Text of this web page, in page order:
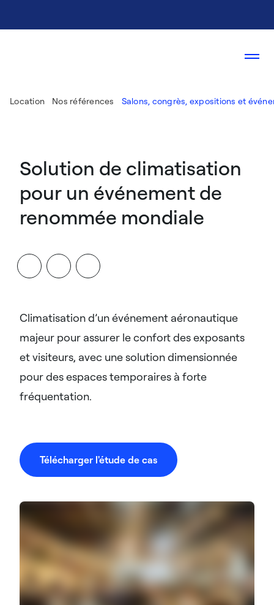
Location Nos références Salons, congrès, expositions et
Solution de climatisation
pour un événement de
renommée mondiale​
Climatisation d’un événement aéronautique
majeur pour assurer le confort des exposants
et visiteurs, avec une solution dimensionnée
pour des espaces temporaires à forte
fréquentation.
Télécharger l'étude de cas